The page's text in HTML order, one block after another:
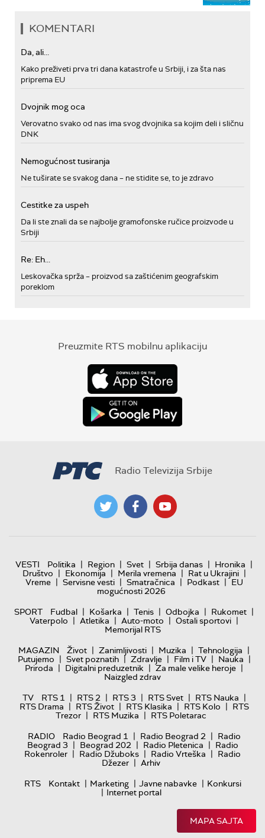
KOMENTARI
Da, ali...
Kako preživeti prva tri dana katastrofe u Srbiji, i za šta nas
priprema EU
Dvojnik mog oca
Verovatno svako od nas ima svog dvojnika sa kojim deli i sličnu
DNK
Nemogućnost tusiranja
Ne tuširate se svakog dana – ne stidite se, to je zdravo
Cestitke za uspeh
Da li ste znali da se najbolje gramofonske ručice proizvode u
Srbiji
Re: Eh...
Leskovačka sprža – proizvod sa zaštićenim geografskim
poreklom
Preuzmite RTS mobilnu aplikaciju
Radio Televizija Srbije
VESTI Politika | Region | Svet | Srbija danas | Hronika |
Društvo | Ekonomija | Merila vremena | Rat u Ukrajini |
Vreme | Servisne vesti | Smatračnica | Podkast | EU
mogućnosti 2026
SPORT
Fudbal | Košarka | Tenis | Odbojka | Rukomet |
Vaterpolo | Atletika | Auto-moto | Ostali sportovi |
Memorijal RTS
MAGAZIN
Život | Zanimljivosti | Muzika | Tehnologija |
Putujemo | Svet poznatih | Zdravlje | Film i TV | Nauka |
Priroda | Digitalni preduzetnik | Za male velike heroje |
Naizgled zdrav
TV
RTS 1 | RTS 2 | RTS 3 | RTS Svet | RTS Nauka |
RTS Drama | RTS Život | RTS Klasika | RTS Kolo | RTS
Trezor | RTS Muzika | RTS Poletarac
RADIO
Radio Beograd 1 | Radio Beograd 2 | Radio
Beograd 3 | Beograd 202 | Radio Pletenica | Radio
Rokenroler | Radio Džuboks | Radio Vrteška | Radio
Džezer | Arhiv
RTS
Kontakt | Marketing | Javne nabavke | Konkursi
| Internet portal
MAPA SAJTA